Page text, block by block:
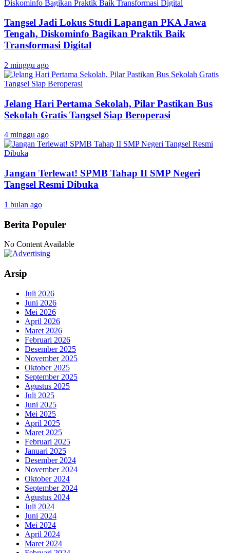
Tangsel Jadi Lokus Studi Lapangan PKA Jawa
Tengah, Diskominfo Bagikan Praktik Baik
Transformasi Digital
2 minggu ago
Jelang Hari Pertama Sekolah, Pilar Pastikan Bus
Sekolah Gratis Tangsel Siap Beroperasi
4 minggu ago
Jangan Terlewat! SPMB Tahap II SMP Negeri
Tangsel Resmi Dibuka
1 bulan ago
Berita Populer
No Content Available
Arsip
Juli 2026
Juni 2026
Mei 2026
April 2026
Maret 2026
Februari 2026
Desember 2025
November 2025
Oktober 2025
September 2025
Agustus 2025
Juli 2025
Juni 2025
Mei 2025
April 2025
Maret 2025
Februari 2025
Januari 2025
Desember 2024
November 2024
Oktober 2024
September 2024
Agustus 2024
Juli 2024
Juni 2024
Mei 2024
April 2024
Maret 2024